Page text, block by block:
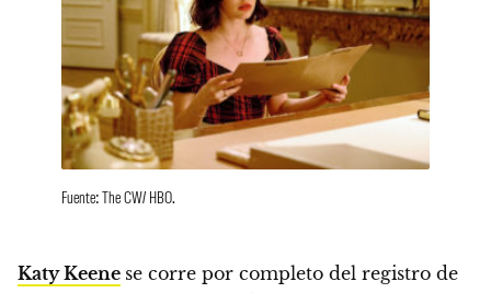
Fuente: The CW/ HBO.
Katy Keene se corre por completo del registro de